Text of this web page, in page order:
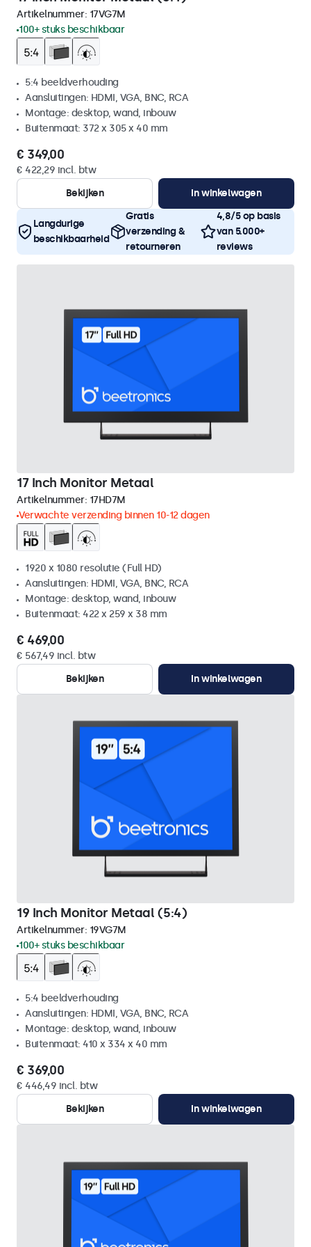
Artikelnummer: 17VG7M
100+ stuks beschikbaar
5:4 beeldverhouding
Aansluitingen: HDMI, VGA, BNC, RCA
Montage: desktop, wand, inbouw
Buitenmaat: 372 x 305 x 40 mm
€ 349,00
€ 422,29 incl. btw
Bekijken
In winkelwagen
Langdurige
beschikbaarheid
Gratis
verzending &
retourneren
4,8/5 op basis
van 5.000+
reviews
17 Inch Monitor Metaal
Artikelnummer: 17HD7M
Verwachte verzending binnen 10-12 dagen
1920 x 1080 resolutie (Full HD)
Aansluitingen: HDMI, VGA, BNC, RCA
Montage: desktop, wand, inbouw
Buitenmaat: 422 x 259 x 38 mm
€ 469,00
€ 567,49 incl. btw
Bekijken
In winkelwagen
19 Inch Monitor Metaal (5:4)
Artikelnummer: 19VG7M
100+ stuks beschikbaar
5:4 beeldverhouding
Aansluitingen: HDMI, VGA, BNC, RCA
Montage: desktop, wand, inbouw
Buitenmaat: 410 x 334 x 40 mm
€ 369,00
€ 446,49 incl. btw
Bekijken
In winkelwagen